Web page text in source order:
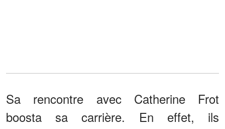
Sa rencontre avec Catherine Frot
boosta sa carrière. En effet, ils